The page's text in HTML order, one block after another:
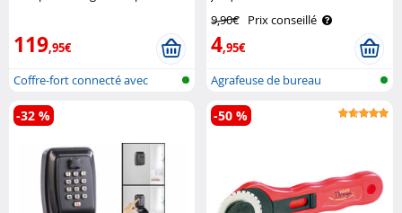
119,95€
Coffre-fort connecté avec
reconnais..
9,90€ Prix conseillé
4,95€
Agrafeuse de bureau
-32 % -50 %